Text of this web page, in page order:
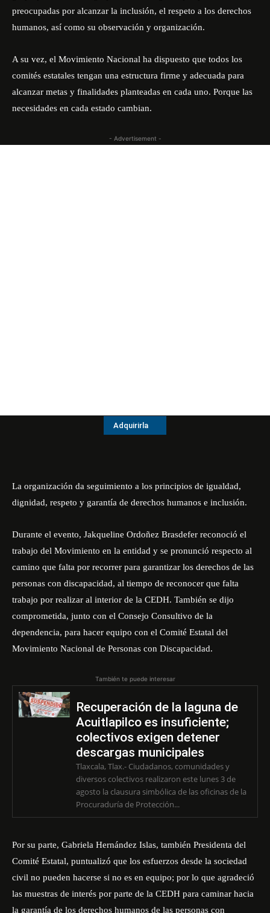
preocupadas por alcanzar la inclusión, el respeto a los derechos
humanos, así como su observación y organización.
A su vez, el Movimiento Nacional ha dispuesto que todos los
comités estatales tengan una estructura firme y adecuada para
alcanzar metas y finalidades planteadas en cada uno. Porque las
necesidades en cada estado cambian.
- Advertisement -
Adquirirla
La organización da seguimiento a los principios de igualdad,
dignidad, respeto y garantía de derechos humanos e inclusión.
Durante el evento, Jakqueline Ordoñez Brasdefer reconoció el
trabajo del Movimiento en la entidad y se pronunció respecto al
camino que falta por recorrer para garantizar los derechos de las
personas con discapacidad, al tiempo de reconocer que falta
trabajo por realizar al interior de la CEDH. También se dijo
comprometida, junto con el Consejo Consultivo de la
dependencia, para hacer equipo con el Comité Estatal del
Movimiento Nacional de Personas con Discapacidad.
También te puede interesar
Recuperación de la laguna de
Acuitlapilco es insuficiente;
colectivos exigen detener
descargas municipales
Tlaxcala, Tlax.- Ciudadanos, comunidades y
diversos colectivos realizaron este lunes 3 de
agosto la clausura simbólica de las oficinas de la
Procuraduría de Protección...
Por su parte, Gabriela Hernández Islas, también Presidenta del
Comité Estatal, puntualizó que los esfuerzos desde la sociedad
civil no pueden hacerse si no es en equipo; por lo que agradeció
las muestras de interés por parte de la CEDH para caminar hacia
la garantía de los derechos humanos de las personas con